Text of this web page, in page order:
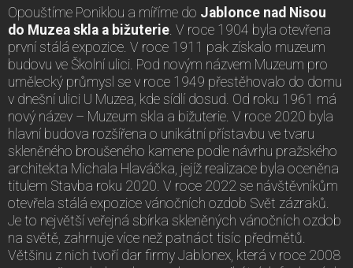
Opouštíme Poniklou a míříme do Jablonce nad Nisou
do Muzea skla a bižuterie . V roce 1904 byla otevřena
první stálá expozice. V roce 1911 pak získalo muzeum
budovu ve Školní ulici. Pod novým názvem Muzeum pro
umělecký průmysl se v roce 1949 přestěhovalo do domu
v dnešní ulici U Muzea, kde sídlí dosud. Od roku 1961 má
nový název – Muzeum skla a bižuterie. V roce 2020 byla
hlavní budova rozšířena o unikátní přístavbu ve tvaru
skleněného broušeného kamene podle návrhu pražského
architekta Michala Hlaváčka, jejíž realizace byla oceněna
titulem Stavba roku 2020. V roce 2022 se návštěvníkům
otevřela stálá expozice vánočních ozdob Svět zázraků.
Je to největší veřejná sbírka skleněných vánočních ozdob
na světě, zahrnuje více než patnáct tisíc předmětů.
Většinu z nich tvoří dar firmy Jablonex, která v roce 2008